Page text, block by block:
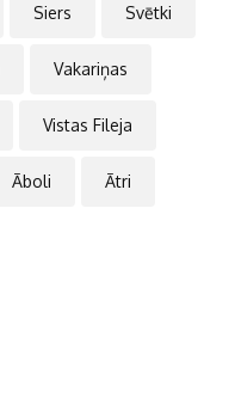
Siers Svētki
Vakariņas
Vistas Fileja
Āboli Ātri